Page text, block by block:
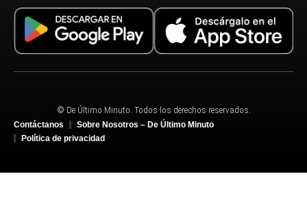
© De Último Minuto. Todos los derechos reservados.
Contáctanos
Sobre Nosotros – De Último Minuto
Política de privacidad